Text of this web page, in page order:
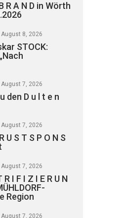
R A N D in Wörth
August 8, 2026
STOCK:
August 7, 2026
den D u l t e n
August 7, 2026
U S T S P O N S
August 7, 2026
I F I Z I E R U N
Region
August 7, 2026